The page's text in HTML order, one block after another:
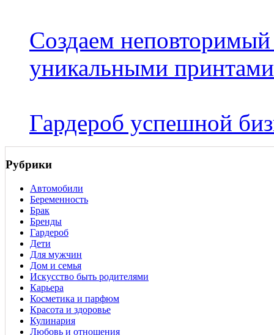
Создаем
уникальными принтами
Гардероб успешной
Рубрики
Автомобили
Беременность
Брак
Бренды
Гардероб
Дети
Для мужчин
Дом и семья
Искусство быть родителями
Карьера
Косметика и парфюм
Красота и здоровье
Кулинария
Любовь и отношения